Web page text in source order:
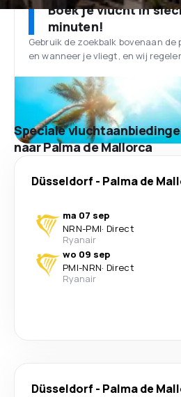
Boek je vlucht in
minuten!
Gebruik de zoekbalk bovenaan de
en wanneer je vliegt, en wij
Speciale
naar Palma de Mallorca
Düsseldorf - Palma de
ma 07 sep
NRN-PMI· Direct
Ryanair
wo 09 sep
PMI-NRN· Direct
Ryanair
Düsseldorf - Palma de